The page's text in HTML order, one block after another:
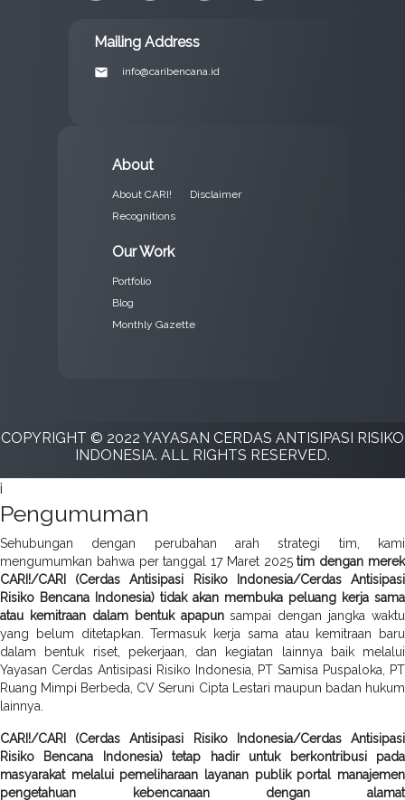
Mailing Address
email info@caribencana.id
About
About CARI!
Recognitions
Disclaimer
Our Work
Portfolio
Blog
Monthly Gazette
COPYRIGHT © 2022 YAYASAN CERDAS ANTISIPASI RISIKO
INDONESIA. ALL RIGHTS RESERVED.
i
Pengumuman
Sehubungan dengan perubahan arah strategi tim, kami
mengumumkan bahwa per tanggal 17 Maret 2025tim dengan merek
CARI!/CARI (Cerdas Antisipasi Risiko Indonesia/Cerdas Antisipasi
Risiko Bencana Indonesia) tidak akan membuka peluang kerja sama
atau kemitraan dalam bentuk apapunsampai dengan jangka waktu
yang belum ditetapkan. Termasuk kerja sama atau kemitraan baru
dalam bentuk riset, pekerjaan, dan kegiatan lainnya baik melalui
Yayasan Cerdas Antisipasi Risiko Indonesia, PT Samisa Puspaloka, PT
Ruang Mimpi Berbeda, CV Seruni Cipta Lestari maupun badan hukum
lainnya.
CARI!/CARI (Cerdas Antisipasi Risiko Indonesia/Cerdas Antisipasi
Risiko Bencana Indonesia) tetap hadir untuk berkontribusi pada
masyarakat melalui pemeliharaan layanan publik portal manajemen
pengetahuan kebencanaan dengan alamat